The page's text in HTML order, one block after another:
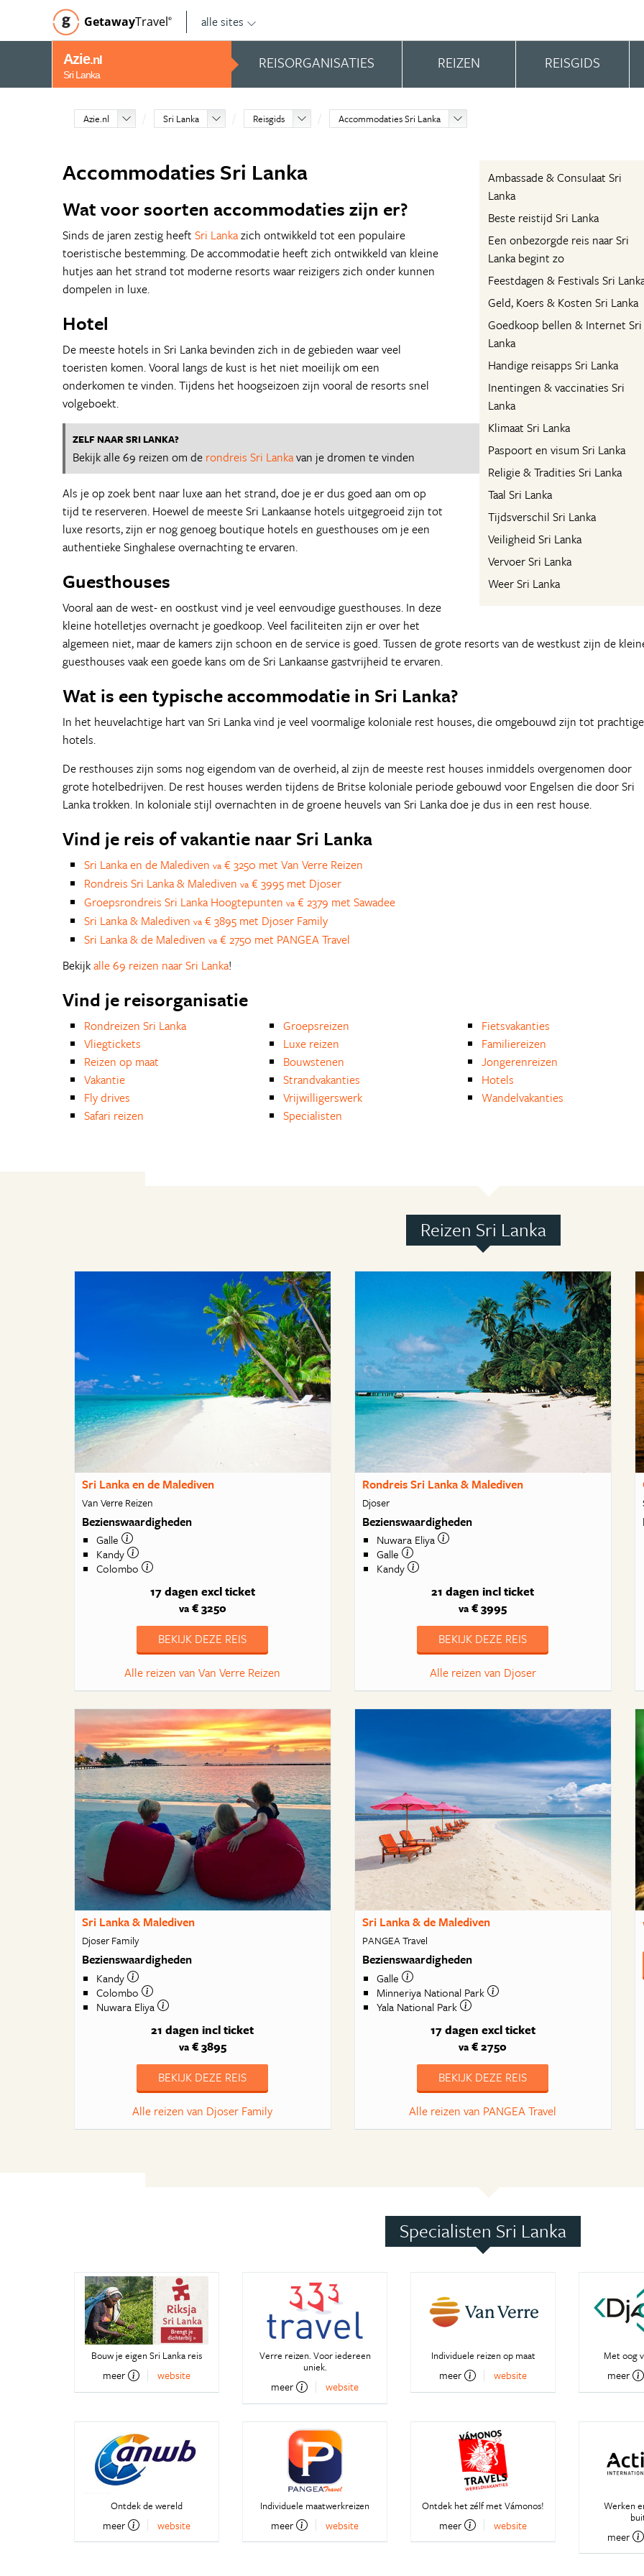
GetawayTravel© alle sites
Azie.nl
Sri Lanka
REISORGANISATIES REIZEN REISGIDS
Azie.nl Sri Lanka Reisgids Accommodaties Sri Lanka
Ambassade & Consulaat Sri
Lanka
Beste reistijd Sri Lanka
Een onbezorgde reis naar Sri
Lanka begint zo
Feestdagen & Festivals Sri
Geld, Koers & Kosten Sri Lanka
Goedkoop bellen & Internet Sri
Lanka
Handige reisapps Sri Lanka
Inentingen & vaccinaties Sri
Lanka
Klimaat Sri Lanka
Paspoort en visum Sri Lanka
Religie & Tradities Sri Lanka
Taal Sri Lanka
Tijdsverschil Sri Lanka
Veiligheid Sri Lanka
Vervoer Sri Lanka
Weer Sri Lanka
Accommodaties Sri Lanka
Wat voor soorten accommodaties zijn er?
Sinds de jaren zestig heeft Sri Lankazich ontwikkeld tot een populaire
toeristische bestemming. De accommodatie heeft zich ontwikkeld van kleine
hutjes aan het strand tot moderne resorts waar reizigers zich onder kunnen
dompelen in luxe.
Hotel
De meeste hotels in Sri Lanka bevinden zich in de gebieden waar veel
toeristen komen. Vooral langs de kust is het niet moeilijk om een
onderkomen te vinden. Tijdens het hoogseizoen zijn vooral de resorts snel
volgeboekt.
ZELF NAAR SRI LANKA?
Bekijk alle 69 reizen om de rondreis Sri Lankavan je dromen te vinden
Als je op zoek bent naar luxe aan het strand, doe je er dus goed aan om op
tijd te reserveren. Hoewel de meeste Sri Lankaanse hotels uitgegroeid zijn tot
luxe resorts, zijn er nog genoeg boutique hotels en guesthouses om je een
authentieke Singhalese overnachting te ervaren.
Guesthouses
Vooral aan de west- en oostkust vind je veel eenvoudige guesthouses. In deze
kleine hotelletjes overnacht je goedkoop. Veel faciliteiten zijn er over het
algemeen niet, maar de kamers zijn schoon en de service is goed. Tussen de grote resorts van de westkust zijn de
guesthouses vaak een goede kans om de Sri Lankaanse gastvrijheid te ervaren.
Wat is een typische accommodatie in Sri Lanka?
In het heuvelachtige hart van Sri Lanka vind je veel voormalige koloniale rest houses, die omgebouwd zijn tot prachtige
hotels.
De resthouses zijn soms nog eigendom van de overheid, al zijn de meeste rest houses inmiddels overgenomen door
grote hotelbedrijven. De rest houses werden tijdens de Britse koloniale periode gebouwd voor Engelsen die door Sri
Lanka trokken. In koloniale stijl overnachten in de groene heuvels van Sri Lanka doe je dus in een rest house.
Vind je reis of vakantie naar Sri Lanka
Sri Lanka en de Malediven va € 3250 met Van Verre Reizen
Rondreis Sri Lanka & Malediven va € 3995 met Djoser
Groepsrondreis Sri Lanka Hoogtepunten va € 2379 met Sawadee
Sri Lanka & Malediven va € 3895 met Djoser Family
Sri Lanka & de Malediven va € 2750 met PANGEA Travel
Bekijkalle 69 reizen naar Sri Lanka!
Vind je reisorganisatie
Rondreizen Sri Lanka
Vliegtickets
Reizen op maat
Vakantie
Fly drives
Safari reizen
Groepsreizen
Luxe reizen
Bouwstenen
Strandvakanties
Vrijwilligerswerk
Specialisten
Fietsvakanties
Familiereizen
Jongerenreizen
Hotels
Wandelvakanties
Reizen Sri Lanka
Sri Lanka en de Malediven
Van Verre Reizen
Bezienswaardigheden
Galle
Kandy
Colombo
17 dagen excl ticket
va€ 3250
BEKIJK DEZE REIS
Alle reizen van Van Verre Reizen
Rondreis Sri Lanka & Malediven
Djoser
Bezienswaardigheden
Nuwara Eliya
Galle
Kandy
21 dagen incl ticket
va € 3995
BEKIJK DEZE REIS
Alle reizen van Djoser
Sri Lanka & Malediven
Djoser Family
Bezienswaardigheden
Kandy
Colombo
Nuwara Eliya
21 dagen incl ticket
va€ 3895
BEKIJK DEZE REIS
Alle reizen van Djoser Family
Sri Lanka & de Malediven
PANGEA Travel
Bezienswaardigheden
Galle
Minneriya National Park
Yala National Park
17 dagen excl ticket
va € 2750
BEKIJK DEZE REIS
Alle reizen van PANGEA Travel
Specialisten Sri Lanka
Bouw je eigen Sri Lanka reis
meer website
Verre reizen. Voor iedereen
uniek.
meer website
Individuele reizen op maat
meer website
Met oog
meer
Ontdek de wereld
meer website
Individuele maatwerkreizen
meer website
Ontdek het zélf met Vámonos!
meer website
Werken
meer